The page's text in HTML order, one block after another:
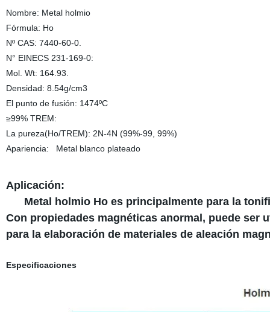
Nombre: Metal holmio
Fórmula: Ho
Nº CAS: 7440-60-0.
N° EINECS 231-169-0:
Mol. Wt: 164.93.
Densidad: 8.54g/cm3
El punto de fusión: 1474ºC
≥99% TREM:
La pureza(Ho/TREM): 2N-4N (99%-99, 99%)
Apariencia: Metal blanco plateado
Aplicación:
Metal holmio Ho es principalmente para la
Con propiedades magnéticas anormal, puede ser
para la elaboración de materiales de aleación
Especificaciones